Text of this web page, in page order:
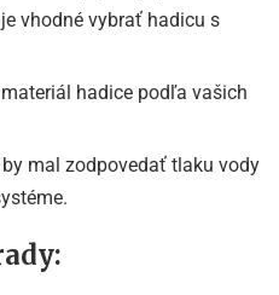
vhodné vybrať hadicu s
hadice podľa vašich
mal zodpovedať tlaku vody